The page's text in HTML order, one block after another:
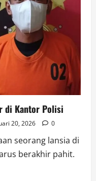
di Kantor Polisi
20, 2026 0
seorang lansia di
berakhir pahit.